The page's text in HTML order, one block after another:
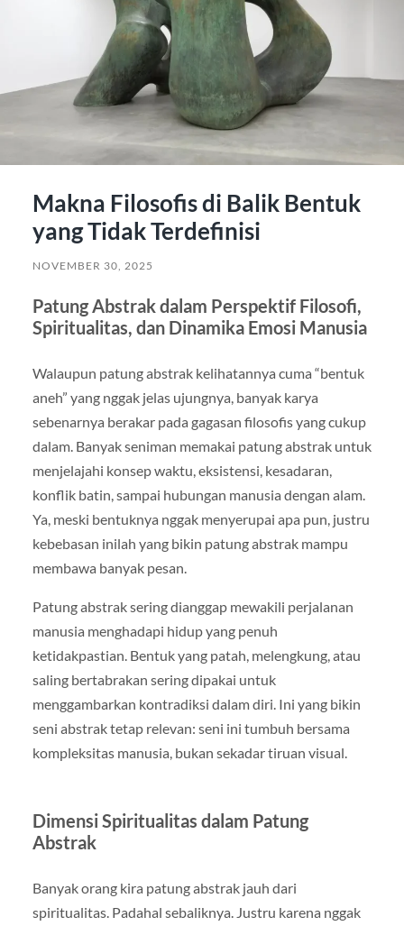
Makna Filosofis di Balik Bentuk
yang Tidak Terdefinisi
NOVEMBER 30, 2025
Patung Abstrak dalam Perspektif Filosofi,
Spiritualitas, dan Dinamika Emosi Manusia
Walaupun patung abstrak kelihatannya cuma “bentuk
aneh” yang nggak jelas ujungnya, banyak karya
sebenarnya berakar pada gagasan filosofis yang cukup
dalam. Banyak seniman memakai patung abstrak untuk
menjelajahi konsep waktu, eksistensi, kesadaran,
konflik batin, sampai hubungan manusia dengan alam.
Ya, meski bentuknya nggak menyerupai apa pun, justru
kebebasan inilah yang bikin patung abstrak mampu
membawa banyak pesan.
Patung abstrak sering dianggap mewakili perjalanan
manusia menghadapi hidup yang penuh
ketidakpastian. Bentuk yang patah, melengkung, atau
saling bertabrakan sering dipakai untuk
menggambarkan kontradiksi dalam diri. Ini yang bikin
seni abstrak tetap relevan: seni ini tumbuh bersama
kompleksitas manusia, bukan sekadar tiruan visual.
Dimensi Spiritualitas dalam Patung
Abstrak
Banyak orang kira patung abstrak jauh dari
spiritualitas. Padahal sebaliknya. Justru karena nggak